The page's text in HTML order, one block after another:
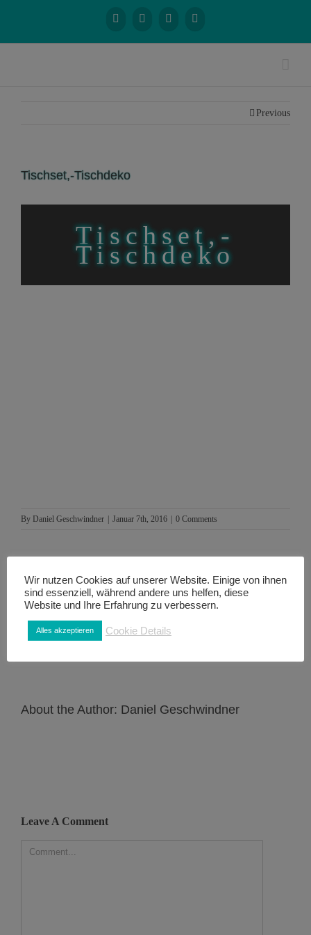
Previous
Tischset,-Tischdeko
Tischset,-
Tischdeko
By Daniel Geschwindner Januar 7th, 2016 0 Comments
Wähle deine Plattform, um diese Seite zu
teilen.
About the Author: Daniel Geschwindner
Leave A Comment
Wir nutzen Cookies auf unserer Website. Einige von ihnen
sind essenziell, während andere uns helfen, diese
Website und Ihre Erfahrung zu verbessern.
Alles akzeptieren Cookie Details